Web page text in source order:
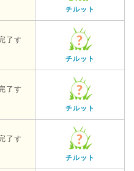
チルット
了す
チルット
了す
チルット
了す
チルット